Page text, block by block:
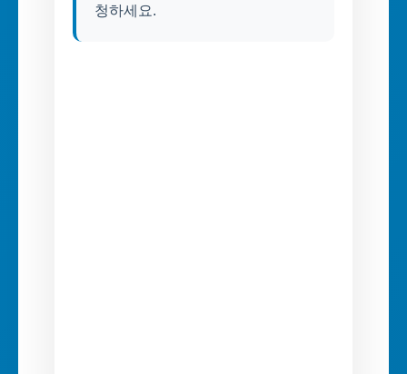
청하세요.